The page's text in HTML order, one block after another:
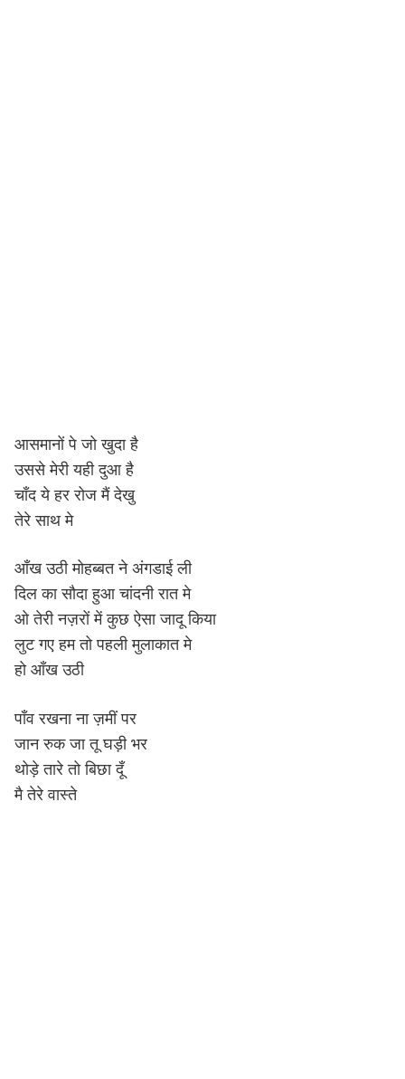
आसमानों पे जो खुदा है
उससे मेरी यही दुआ है
चाँद ये हर रोज मैं देखु
तेरे साथ मे
आँख उठी मोहब्बत ने अंगडाई ली
दिल का सौदा हुआ चांदनी रात मे
ओ तेरी नज़रों में कुछ ऐसा जादू किया
लुट गए हम तो पहली मुलाकात मे
हो आँख उठी
पाँव रखना ना ज़मीं पर
जान रुक जा तू घड़ी भर
थोड़े तारे तो बिछा दूँ
मै तेरे वास्ते